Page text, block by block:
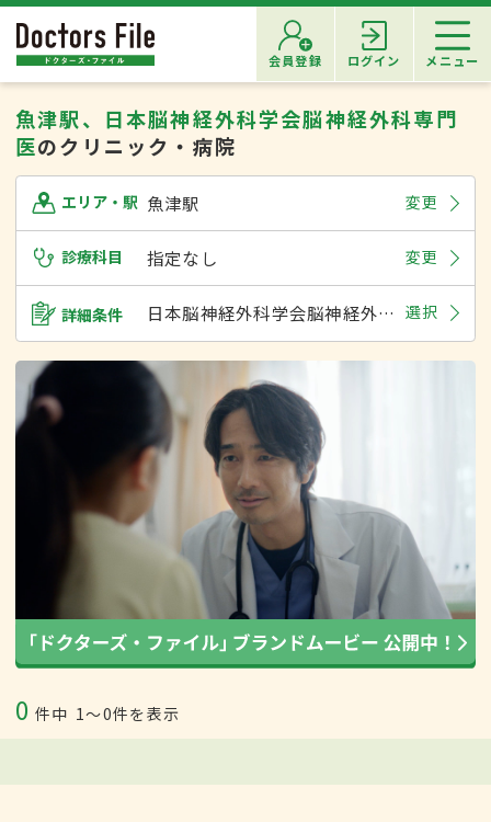
会員登録 ログイン メニュー
魚津駅、日本脳神経外科学会脳神経外科専門
医のクリニック・病院
エリア・駅 魚津駅 変更
診療科目 指定なし 変更
詳細条件 日本脳神経外科学会脳神経外科専門医 選択
0 件中 1〜0件を表示